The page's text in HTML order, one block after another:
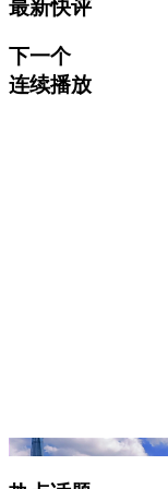
最新快评
下一个
连续播放